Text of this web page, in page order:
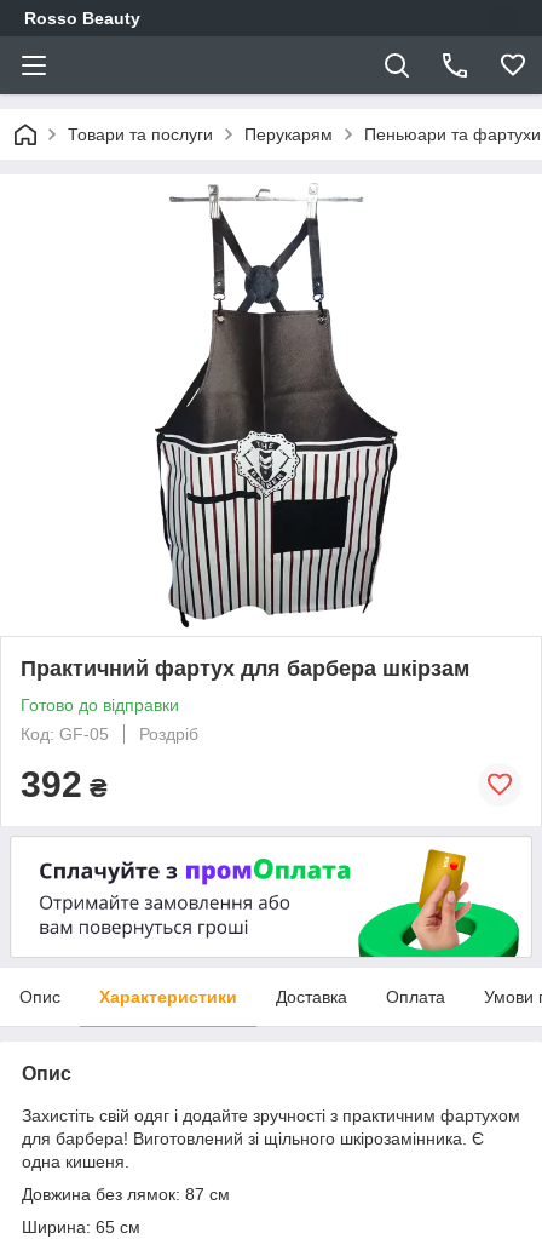
Rosso Beauty
Товари та послуги Перукарям Пеньюари та фартухи
Практичний фартух для барбера шкірзам
Готово до відправки
Код: GF-05
Роздріб
392 ₴
Опис Характеристики Доставка Оплата Умови
Опис
Захистіть свій одяг і додайте зручності з практичним фартухом
для барбера! Виготовлений зі щільного шкірозамінника. Є
одна кишеня.
Довжина без лямок: 87 см
Ширина: 65 см